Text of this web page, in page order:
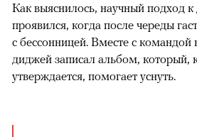
Как выяснилось, научный подход к
проявился, когда после череды
с бессонницей. Вместе с командой
диджей записал альбом, который,
утверждается, помогает уснуть.